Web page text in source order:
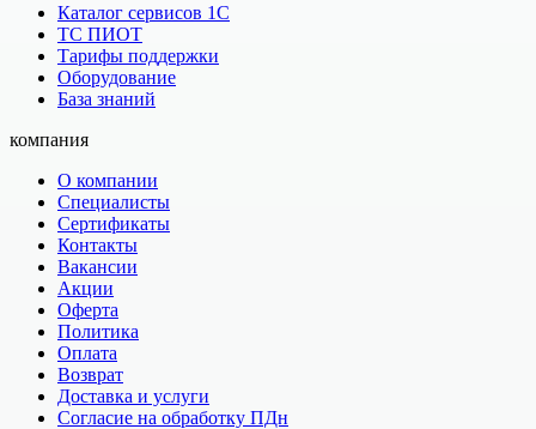
Каталог сервисов 1С
ТС ПИОТ
Тарифы поддержки
Оборудование
База знаний
компания
О компании
Специалисты
Сертификаты
Контакты
Вакансии
Акции
Оферта
Политика
Оплата
Возврат
Доставка и услуги
Согласие на обработку ПДн